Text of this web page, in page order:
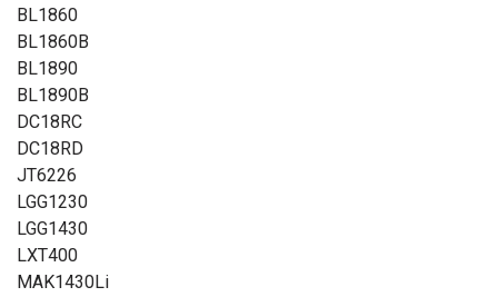
BL1860
BL1860B
BL1890
BL1890B
DC18RC
DC18RD
JT6226
LGG1230
LGG1430
LXT400
MAK1430Li